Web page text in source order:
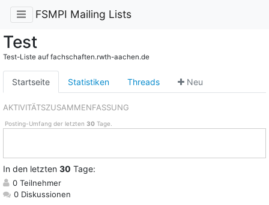
FSMPI Mailing Lists
Test
Test-Liste auf fachschaften.rwth-aachen.de
Startseite Statistiken Threads Neu
AKTIVITÄTSZUSAMMENFASSUNG
Posting-Umfang der letzten 30Tage.
In den letzten 30 Tage:
0 Teilnehmer
0 Diskussionen